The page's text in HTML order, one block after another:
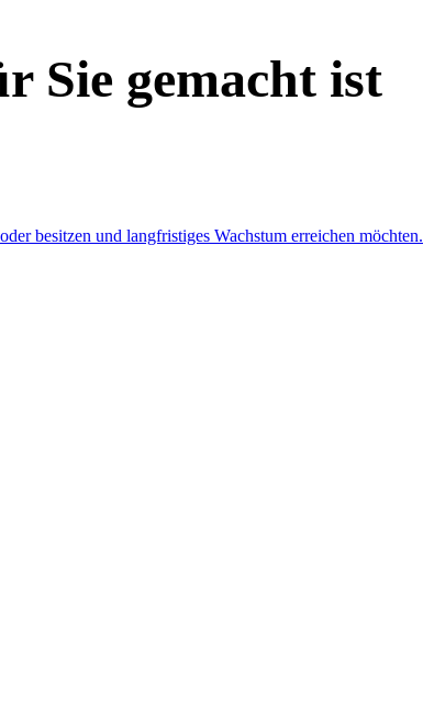
Sie gemacht ist
besitzen und langfristiges Wachstum erreichen möchten.